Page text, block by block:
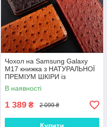
Чохол на Samsung Galaxy
M17 книжка з НАТУРАЛЬНОЇ
ПРЕМІУМ ШКІРИ із
підставкою протиударний
магнітний "OSTRICH"
В наявності
1 389 ₴ 2 099 ₴